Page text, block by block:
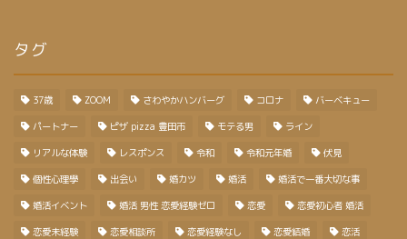
タグ
37歳 ZOOM さわやかハンバーグ コロナ バーベキュー
パートナー ピザ pizza 豊田市 モテる男 ライン
リアルな体験 レスポンス 令和 令和元年婚 伏見
個性心理學 出会い 婚カツ 婚活 婚活で一番大切な事
婚活イベント 婚活 男性 恋愛経験ゼロ 恋愛 恋愛初心者 婚活
恋愛未経験 恋愛相談所 恋愛経験なし 恋愛結婚 恋活